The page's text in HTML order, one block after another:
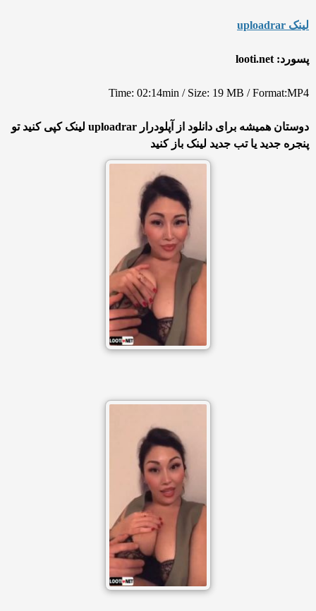
لینک uploadrar
پسورد: looti.net
Time: 02:14min / Size: 19 MB / Format:MP4
دوستان همیشه برای دانلود از آپلودرار uploadrar لینک کپی کنید تو
پنجره جدید یا تب جدید لینک باز کنید